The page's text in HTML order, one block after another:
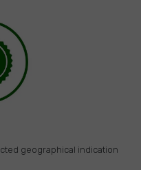
geographical indication